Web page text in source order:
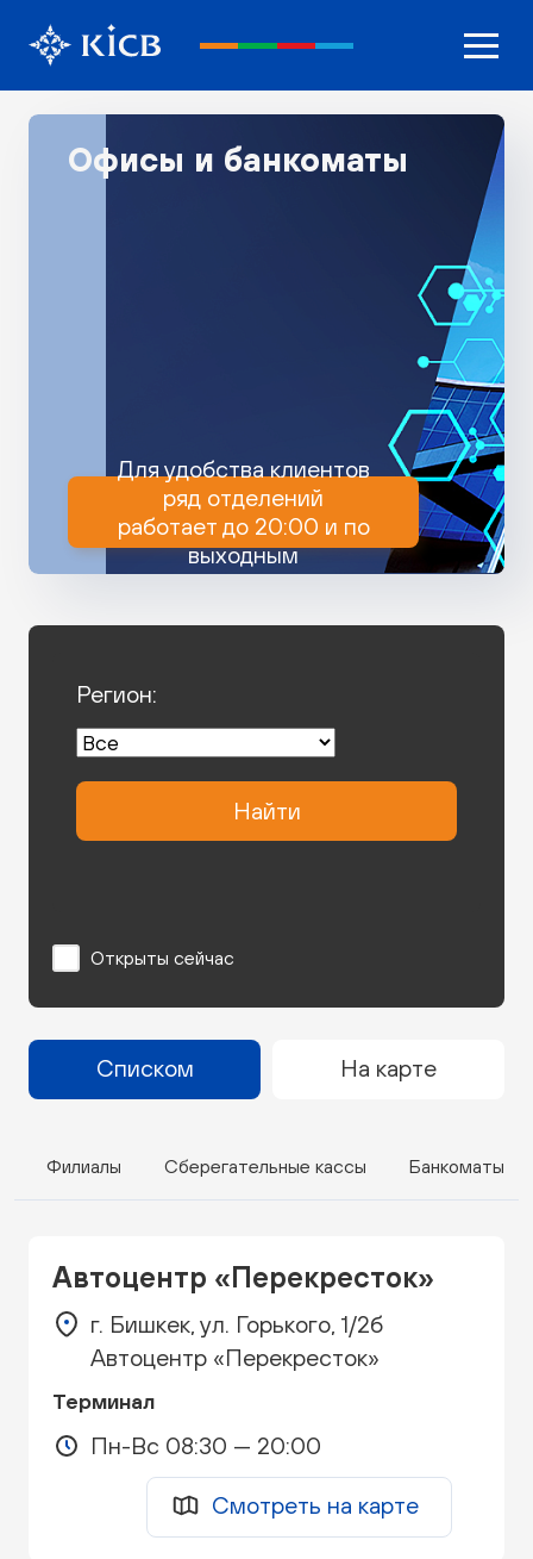
Офисы и банкоматы
Для удобства клиентов
ряд отделений
работает до 20:00 и по
выходным
Регион:
Найти
Открыты сейчас
Списком На карте
Филиалы Сберегательные кассы Банкоматы
Автоцентр «Перекресток»
г. Бишкек, ул. Горького, 1/2б
Автоцентр «Перекресток»
Терминал
Пн-Вс 08:30 — 20:00
Смотреть на карте